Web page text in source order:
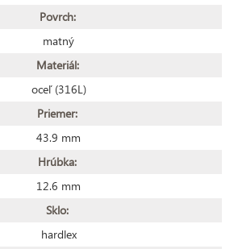
Povrch:
matný
Materiál:
oceľ (316L)
Priemer:
43.9 mm
Hrúbka:
12.6 mm
Sklo:
hardlex